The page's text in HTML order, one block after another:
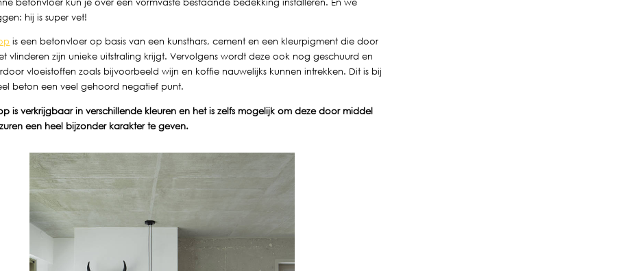
betonvloer kun je over een vormvaste bestaande bedekking installeren. En we
hij is super vet!
is een betonvloer op basis van een kunsthars, cement en een kleurpigment die door
vlinderen zijn unieke uitstraling krijgt. Vervolgens wordt deze ook nog geschuurd en
vloeistoffen zoals bijvoorbeeld wijn en koffie nauwelijks kunnen intrekken. Dit is bij
beton een veel gehoord negatief punt.
is verkrijgbaar in verschillende kleuren en het is zelfs mogelijk om deze door middel
een heel bijzonder karakter te geven.